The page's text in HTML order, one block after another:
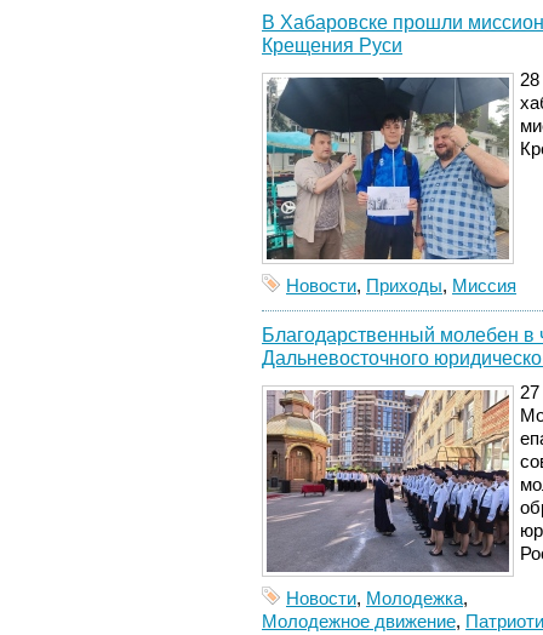
В Хабаровске прошли
Крещения Руси
Новости, Приходы, Миссия
Благодарственный молебен в
Дальневосточного
Новости, Молодежка,
Молодежное движение,